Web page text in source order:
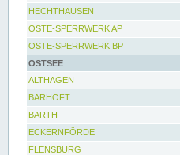
HECHTHAUSEN
OSTE-SPERRWERK AP
OSTE-SPERRWERK BP
OSTSEE
ALTHAGEN
BARHÖFT
BARTH
ECKERNFÖRDE
FLENSBURG